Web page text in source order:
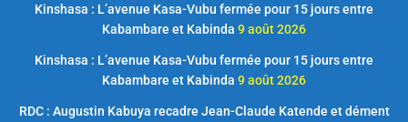
Kinshasa : L’avenue Kasa-Vubu fermée pour 15 jours entre
Kabambare et Kabinda 9 août 2026
Kinshasa : L’avenue Kasa-Vubu fermée pour 15 jours entre
Kabambare et Kabinda 9 août 2026
RDC : Augustin Kabuya recadre Jean-Claude Katende et dément